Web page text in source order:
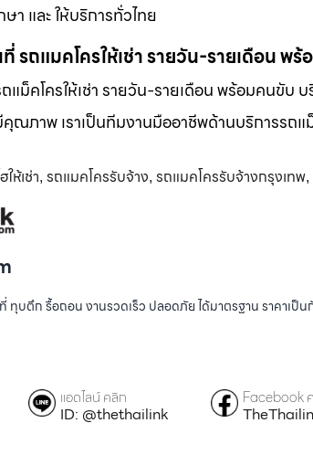
า และ ให้บริการทั่วไทย
รถแมคโครให้เช่า รายวัน-รายเดือน
ม็คโครให้เช่า รายวัน-รายเดือน พร้อมคนขับ
คุณภาพ เราเป็นทีมงานมืออาชีพด้านบริการรถแ
ห้เช่า, รถแมคโครรับจ้าง, รถแมคโครรับจ้างกรุงเทพ,
บตึก รื้อถอน งานรวดเร็ว ปลอดภัย ได้มาตรฐาน ราคาเป็น
แอดไลน์ คลิก
ID: @thethailink
Facebook